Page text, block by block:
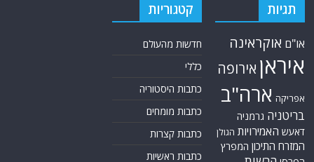
תגיות
או"ם אוקראינה
איראן אירופה
אפריקה ארה"ב
בריטניה גרמניה
דאעש האמירויות הגולן
המזרח התיכון המפרץ
קטגוריות
חדשות מהעולם
כללי
כתבות היסטוריה
כתבות מומחים
כתבות קצרות
כתבות ראשיות